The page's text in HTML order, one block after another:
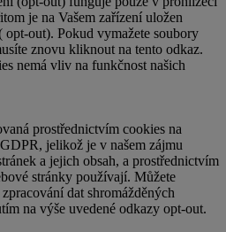
je na Vašem zařízení uložen
opt-out). Pokud vymažete soubory
znovu kliknout na tento odkaz.
nemá vliv na funkčnost našich
prostřednictvím cookies na
jelikož je v našem zájmu
a jejich obsah, a prostřednictvím
stránky používají. Můžete
dat shromážděných
na výše uvedené odkazy opt-out.